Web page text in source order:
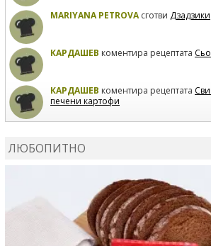
MARIYANA PETROVAсготви Дзадзики
КАРДАШЕВ коментира рецептата
КАРДАШЕВ коментира рецептата
печени картофи
ЛЮБОПИТНО